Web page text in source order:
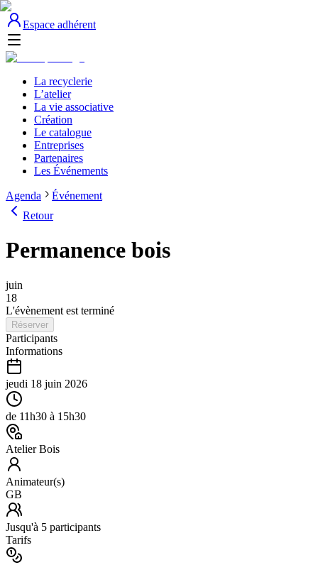
Espace adhérent
La recyclerie
L’atelier
La vie associative
Création
Le catalogue
Entreprises
Partenaires
Les Événements
Agenda
Événement
Retour
Permanence bois
juin
18
L'évènement est terminé
Réserver
Participants
Informations
jeudi 18 juin 2026
de 11h30 à 15h30
Atelier Bois
Animateur(s)
GB
Jusqu'à 5 participants
Tarifs